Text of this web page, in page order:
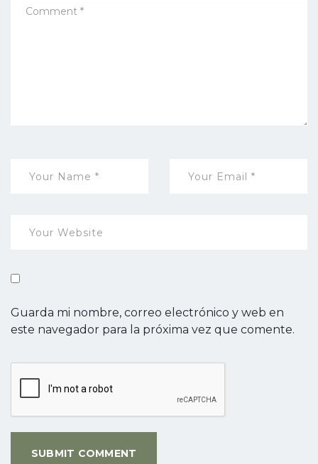
Guarda mi nombre, correo electrónico y web en
este navegador para la próxima vez que comente.